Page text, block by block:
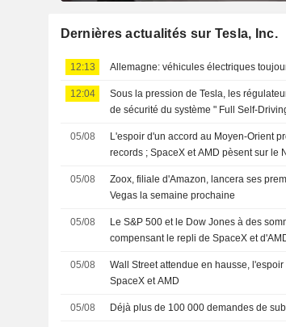
Dernières actualités sur Tesla, Inc.
12:13 Allemagne: véhicules électriques
12:04
Sous la pression de Tesla, les
de sécurité du système " Full Self-
05/08
L'espoir d'un accord au Moyen-Orient
records ; SpaceX et AMD pèsent sur le
05/08
Zoox, filiale d'Amazon, lancera ses
Vegas la semaine prochaine
05/08
Le S&P 500 et le Dow Jones à des
compensant le repli de SpaceX et
05/08
Wall Street attendue en hausse,
SpaceX et AMD
05/08 Déjà plus de 100 000 demandes de